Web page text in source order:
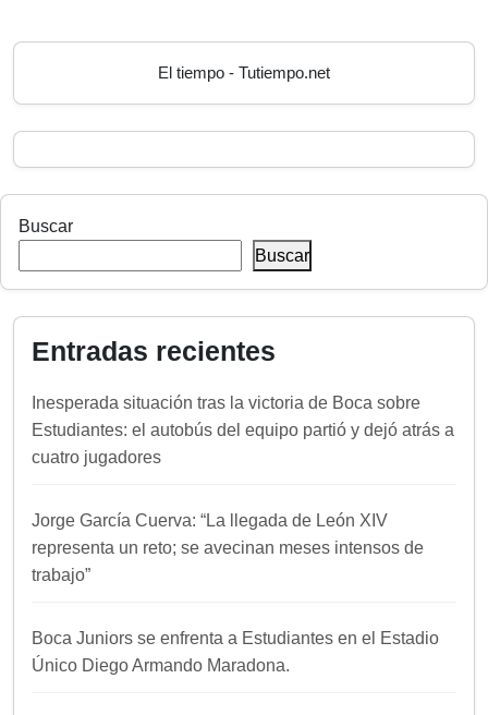
El tiempo - Tutiempo.net
Buscar
Buscar
Entradas recientes
Inesperada situación tras la victoria de Boca sobre
Estudiantes: el autobús del equipo partió y dejó atrás a
cuatro jugadores
Jorge García Cuerva: “La llegada de León XIV
representa un reto; se avecinan meses intensos de
trabajo”
Boca Juniors se enfrenta a Estudiantes en el Estadio
Único Diego Armando Maradona.